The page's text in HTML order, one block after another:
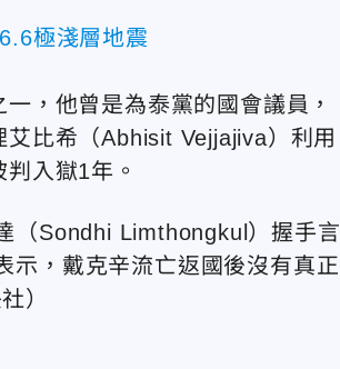
極淺層地震
，他曾是為泰黨的國會議員，
比希（Abhisit Vejjajiva）利用
入獄1年。
（Sondhi Limthongkul）握手言
示，戴克辛流亡返國後沒有真正
）